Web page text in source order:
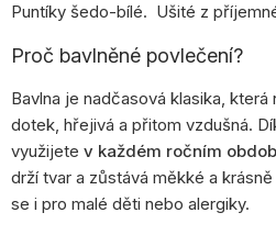
Puntíky šedo-bílé. Ušité z
Proč bavlněné povlečení?
Bavlna je nadčasová klasika,
dotek, hřejivá a přitom vzdušná.
využijete v každém ročním
drží tvar a zůstává měkké a
se i pro malé děti nebo alergiky.